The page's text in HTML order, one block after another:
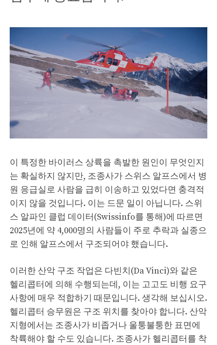
이 특정한 바이러스 상륙을 촉발한 원인이 무엇인지
는 확실하지 않지만, 조종사가 스위스 알프스에서 병
원 응급실로 사람을 급히 이송하고 있었다면 충격적
이지 않을 것입니다. 이는 드문 일이 아닙니다. 스위
스 알파인 클럽 데이터(Swissinfo를 통해)에 따르면
2025년에 약 4,000명의 사람들이 주로 추락과 실종으
로 인해 알프스에서 구조되어야 했습니다.
이러한 산악 구조 작업은 다빈치(Da Vinci)와 같은
헬리콥터에 의해 수행되는데, 이는 고고도 비행 요구
사항에 매우 적합하기 때문입니다. 생각해 보십시오.
헬리콥터 승무원은 구조 위치를 찾아야 합니다. 산악
지형에서는 조종사가 비좁거나 울퉁불퉁한 표면에
착륙해야 할 수도 있습니다. 조종사가 헬리콥터를 착